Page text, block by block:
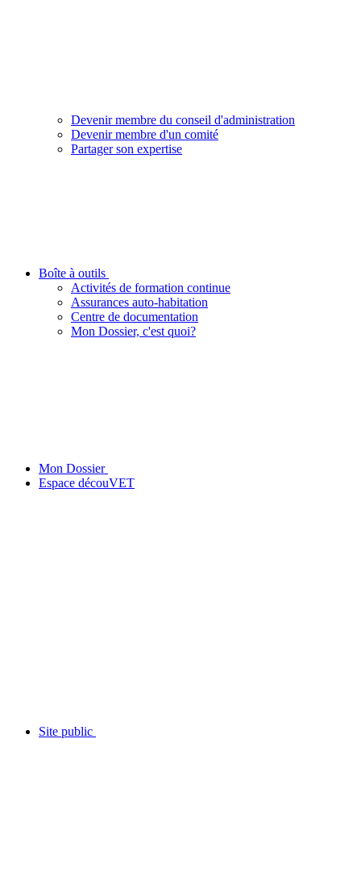
Devenir membre du conseil d'administration
Devenir membre d'un comité
Partager son expertise
Boîte à outils
Activités de formation continue
Assurances auto-habitation
Centre de documentation
Mon Dossier, c'est quoi?
Mon Dossier
Espace découVET
Site public